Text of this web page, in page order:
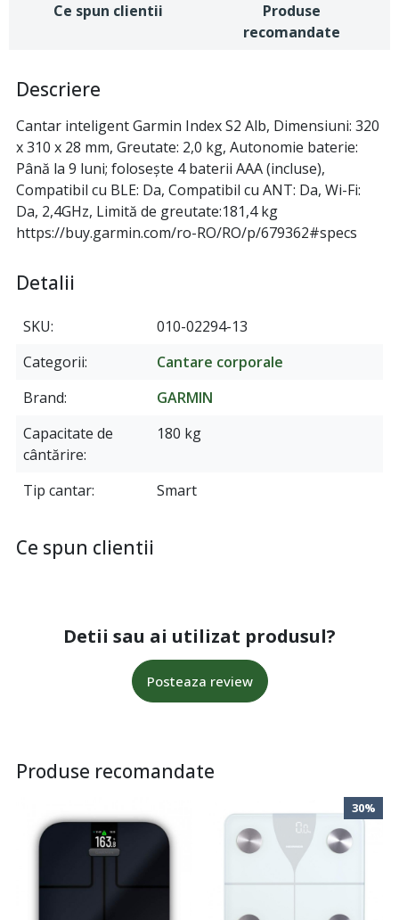
Ce spun clientii
Produse
recomandate
Descriere
Cantar inteligent Garmin Index S2 Alb, Dimensiuni: 320
x 310 x 28 mm, Greutate: 2,0 kg, Autonomie baterie:
Până la 9 luni; foloseşte 4 baterii AAA (incluse),
Compatibil cu BLE: Da, Compatibil cu ANT: Da, Wi-Fi:
Da, 2,4GHz, Limită de greutate:181,4 kg
https://buy.garmin.com/ro-RO/RO/p/679362#specs
Detalii
SKU
010-02294-13
Categorii
Cantare corporale
Brand
GARMIN
Capacitate de
cântărire
180 kg
Tip cantar Smart
Ce spun clientii
Detii sau ai utilizat produsul?
Posteaza review
Produse recomandate
30%